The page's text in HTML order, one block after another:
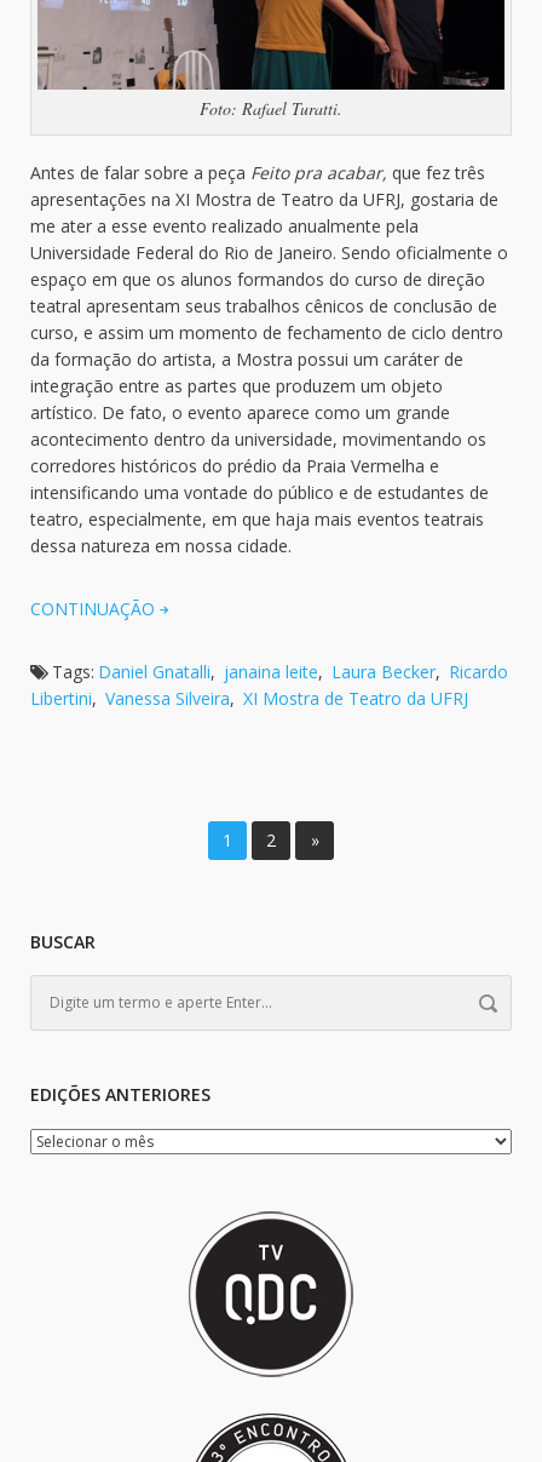
Foto: Rafael Turatti.
Antes de falar sobre a peça Feito pra acabar, que fez três
apresentações na XI Mostra de Teatro da UFRJ, gostaria de
me ater a esse evento realizado anualmente pela
Universidade Federal do Rio de Janeiro. Sendo oficialmente o
espaço em que os alunos formandos do curso de direção
teatral apresentam seus trabalhos cênicos de conclusão de
curso, e assim um momento de fechamento de ciclo dentro
da formação do artista, a Mostra possui um caráter de
integração entre as partes que produzem um objeto
artístico. De fato, o evento aparece como um grande
acontecimento dentro da universidade, movimentando os
corredores históricos do prédio da Praia Vermelha e
intensificando uma vontade do público e de estudantes de
teatro, especialmente, em que haja mais eventos teatrais
dessa natureza em nossa cidade.
CONTINUAÇÃO
Tags: Daniel Gnatalli, janaina leite, Laura Becker, Ricardo
Libertini, Vanessa Silveira, XI Mostra de Teatro da UFRJ
1 2 »
BUSCAR
EDIÇÕES ANTERIORES